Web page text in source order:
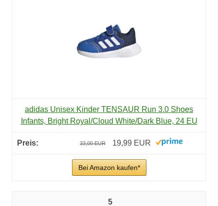
adidas Unisex Kinder TENSAUR Run 3.0 Shoes
Infants, Bright Royal/Cloud White/Dark Blue, 24 EU
33,00 EUR 19,99 EUR
Bei Amazon kaufen*
5